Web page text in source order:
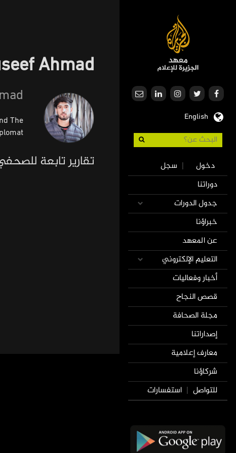
English
User
account
menu
دخول | سجل
Main
navigation
دوراتنا
جدول الدورات
خبراؤنا
عن المعهد
التعليم الإلكتروني
أخبار وفعاليات
قصص النجاح
مجلة الصحافة
إصداراتنا
معارف إعلامية
شركاؤنا
للتواصل | استفسارات
Ahmad
The
تقارير تابعة